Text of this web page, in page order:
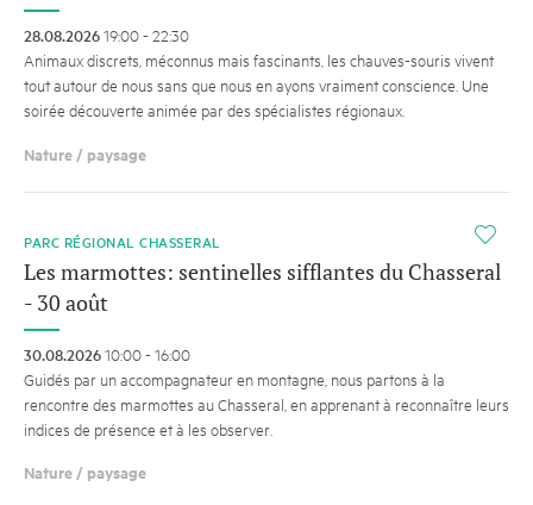
28.08.202619:00 - 22:30
Animaux discrets, méconnus mais fascinants, les chauves-souris vivent
tout autour de nous sans que nous en ayons vraiment conscience. Une
soirée découverte animée par des spécialistes régionaux.
Nature / paysage
i
PARC RÉGIONAL CHASSERAL
Les marmottes: sentinelles sifflantes du Chasseral
- 30 août
30.08.202610:00 - 16:00
Guidés par un accompagnateur en montagne, nous partons à la
rencontre des marmottes au Chasseral, en apprenant à reconnaître leurs
indices de présence et à les observer.
Nature / paysage